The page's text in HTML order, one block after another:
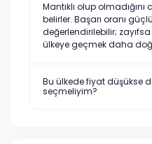
Mantıklı olup olmadığını
belirler. Başarı oranı
değerlendirilebilir;
ülkeye geçmek daha
Bu ülkede fiyat düşükse
seçmeliyim?